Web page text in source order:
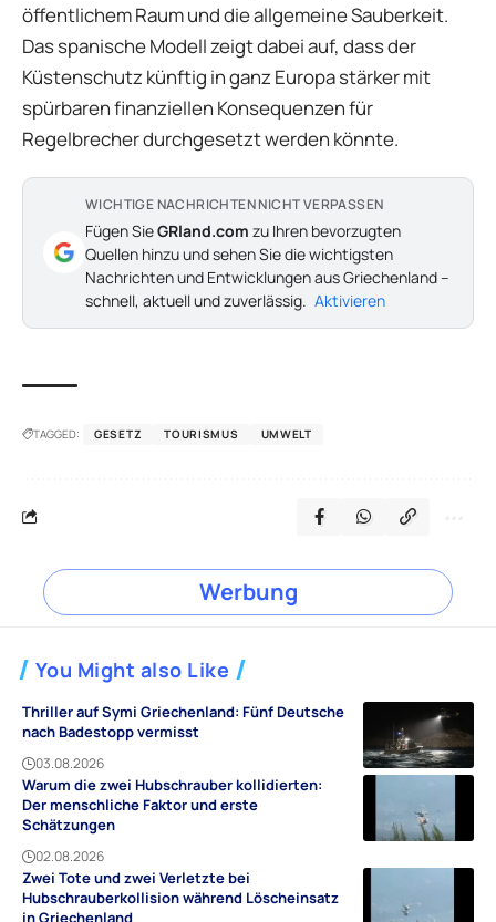
öffentlichem Raum und die allgemeine Sauberkeit.
Das spanische Modell zeigt dabei auf, dass der
Küstenschutz künftig in ganz Europa stärker mit
spürbaren finanziellen Konsequenzen für
Regelbrecher durchgesetzt werden könnte.
WICHTIGE NACHRICHTEN NICHT VERPASSEN
Fügen SieGRland.com zu Ihren bevorzugten
Quellen hinzu und sehen Sie die wichtigsten
Nachrichten und Entwicklungen aus Griechenland –
schnell, aktuell und zuverlässig. Aktivieren
TAGGED: GESETZ TOURISMUS UMWELT
Werbung
You Might also Like
Thriller auf Symi Griechenland: Fünf Deutsche
nach Badestopp vermisst
03.08.2026
Warum die zwei Hubschrauber kollidierten:
Der menschliche Faktor und erste
Schätzungen
02.08.2026
Zwei Tote und zwei Verletzte bei
Hubschrauberkollision während Löscheinsatz
in Griechenland